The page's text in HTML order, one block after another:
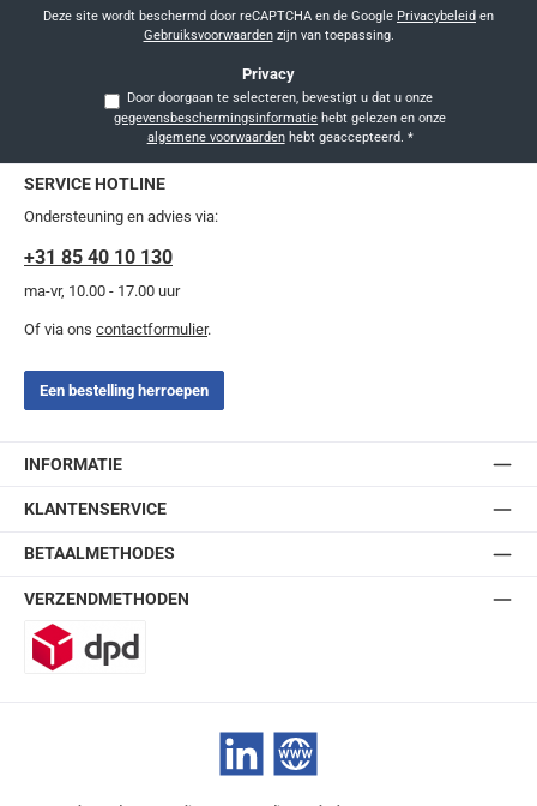
Deze site wordt beschermd door reCAPTCHA en de Google Privacybeleid en
Gebruiksvoorwaardenzijn van toepassing.
Privacy
Door doorgaan te selecteren, bevestigt u dat u onze
gegevensbeschermingsinformatie
algemene voorwaardenhebt geaccepteerd. *
SERVICE HOTLINE
Ondersteuning en advies via:
+31 85 40 10 130
ma-vr, 10.00 - 17.00 uur
Of via ons contactformulier.
Een bestelling herroepen
INFORMATIE
KLANTENSERVICE
BETAALMETHODES
VERZENDMETHODEN
LinkedIn Website